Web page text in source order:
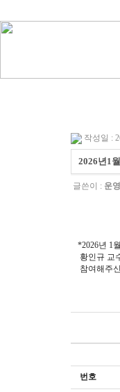
작성일 :
2026년1
글쓴이 : 운
*2026년 1
황인규 교
참여해주
번호